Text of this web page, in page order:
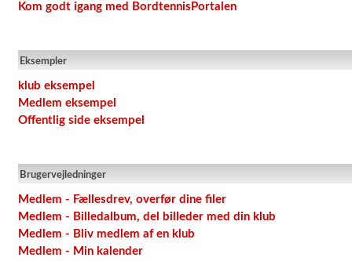
Kom godt igang med BordtennisPortalen
Eksempler
klub eksempel
Medlem eksempel
Offentlig side eksempel
Brugervejledninger
Medlem - Fællesdrev, overfør dine filer
Medlem - Billedalbum, del billeder med din klub
Medlem - Bliv medlem af en klub
Medlem - Min kalender